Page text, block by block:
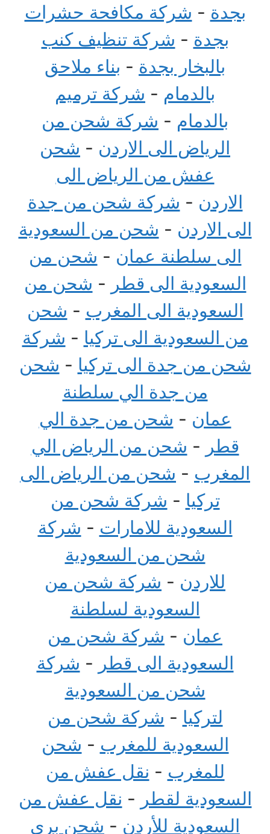
بجدة - شركة مكافحة حشرات
بجدة - شركة تنظيف كنب
بالبخار بجدة - بناء ملاحق
بالدمام - شركة ترميم
بالدمام - شركة شحن من
الرياض الى الاردن - شحن
عفش من الرياض الى
الاردن - شركة شحن من جدة
الى الاردن - شحن من السعودية
الى سلطنة عمان - شحن من
السعودية الى قطر - شحن من
السعودية الى المغرب - شحن
من السعودية الى تركيا - شركة
شحن من جدة الى تركيا - شحن
من جدة الي سلطنة
عمان - شحن من جدة الي
قطر - شحن من الرياض الي
المغرب - شحن من الرياض الى
تركيا - شركة شحن من
السعودية للامارات - شركة
شحن من السعودية
للاردن - شركة شحن من
السعودية لسلطنة
عمان - شركة شحن من
السعودية الى قطر - شركة
شحن من السعودية
لتركيا - شركة شحن من
السعودية للمغرب - شحن
للمغرب - نقل عفش من
السعودية لقطر - نقل عفش من
السعودية للأردن - شحن بري